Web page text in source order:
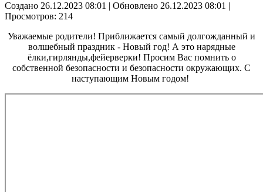
Создано 26.12.2023 08:01 | Обновлено 26.12.2023 08:01 |
Просмотров: 214
Уважаемые родители! Приближается самый долгожданный и
волшебный праздник - Новый год! А это нарядные
ёлки,гирлянды,фейерверки! Просим Вас помнить о
собственной безопасности и безопасности окружающих. С
наступающим Новым годом!